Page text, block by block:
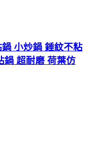
小炒鍋 錘紋不粘
鍋 超耐磨 荷葉仿